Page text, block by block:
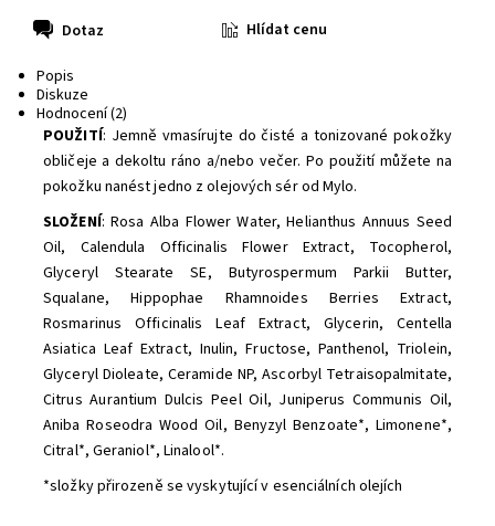
Dotaz
Hlídat cenu
Popis
Diskuze
Hodnocení (2)
POUŽITÍ: Jemně vmasírujte do čisté a tonizované pokožky
obličeje a dekoltu ráno a/nebo večer. Po použití můžete na
pokožku nanést jedno z olejových sér od Mylo.
SLOŽENÍ: Rosa Alba Flower Water, Helianthus Annuus Seed
Oil, Calendula Officinalis Flower Extract, Tocopherol,
Glyceryl Stearate SE, Butyrospermum Parkii Butter,
Squalane, Hippophae Rhamnoides Berries Extract,
Rosmarinus Officinalis Leaf Extract, Glycerin, Centella
Asiatica Leaf Extract, Inulin, Fructose, Panthenol, Triolein,
Glyceryl Dioleate, Ceramide NP, Ascorbyl Tetraisopalmitate,
Citrus Aurantium Dulcis Peel Oil, Juniperus Communis Oil,
Aniba Roseodra Wood Oil, Benyzyl Benzoate*, Limonene*,
Citral*, Geraniol*, Linalool*.
*složky přirozeně se vyskytující v esenciálních olejích